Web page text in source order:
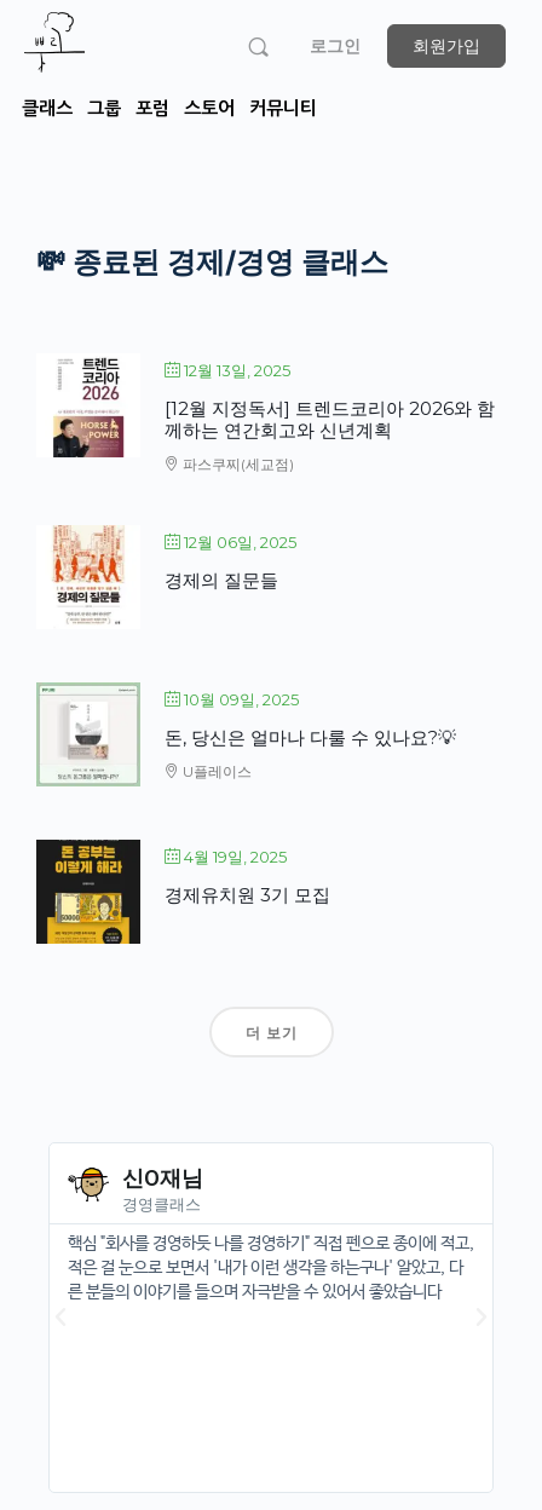
로그인 회원가입
클래스 그룹 포럼 스토어 커뮤니티
💸 종료된 경제/경영 클래스
12월 13일, 2025
[12월 지정독서] 트렌드코리아 2026와 함
께하는 연간회고와 신년계획
파스쿠찌(세교점)
12월 06일, 2025
경제의 질문들
10월 09일, 2025
돈, 당신은 얼마나 다룰 수 있나요?💡
U플레이스
4월 19일, 2025
경제유치원 3기 모집
더 보기
신O재님
경영클래스
핵심 "회사를 경영하듯 나를 경영하기" 직접 펜으로 종이에 적고,
적은 걸 눈으로 보면서 '내가 이런 생각을 하는구나' 알았고, 다
른 분들의 이야기를 들으며 자극받을 수 있어서 좋았습니다